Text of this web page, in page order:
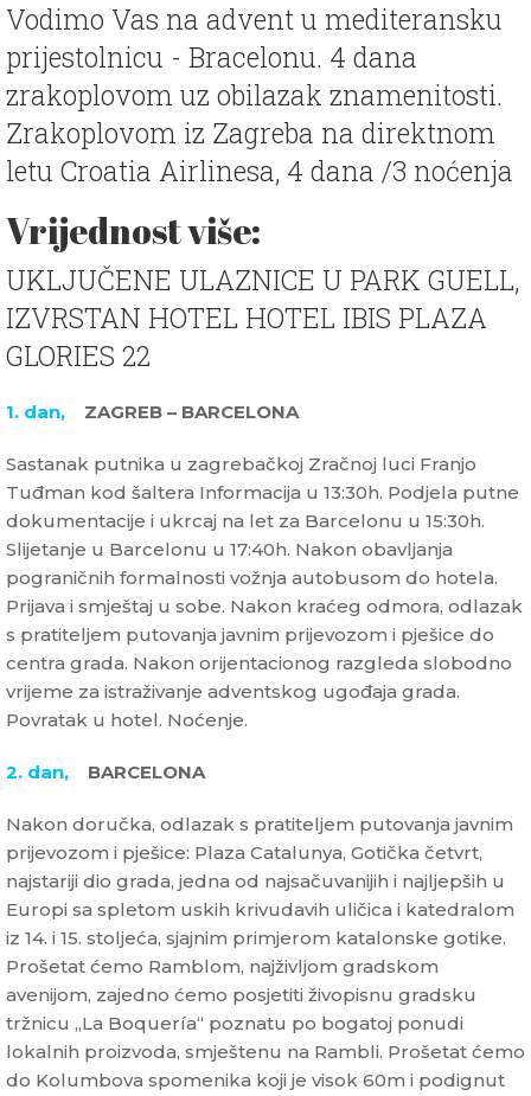
Vodimo Vas na advent u mediteransku
prijestolnicu - Bracelonu. 4 dana
zrakoplovom uz obilazak znamenitosti.
Zrakoplovom iz Zagreba na direktnom
letu Croatia Airlinesa, 4 dana /3 noćenja
Vrijednost više:
UKLJUČENE ULAZNICE U PARK GUELL,
IZVRSTAN HOTEL HOTEL IBIS PLAZA
GLORIES 22
1. dan, ZAGREB – BARCELONA
Sastanak putnika u zagrebačkoj Zračnoj luci Franjo
Tuđman kod šaltera Informacija u 13:30h. Podjela putne
dokumentacije i ukrcaj na let za Barcelonu u 15:30h.
Slijetanje u Barcelonu u 17:40h. Nakon obavljanja
pograničnih formalnosti vožnja autobusom do hotela.
Prijava i smještaj u sobe. Nakon kraćeg odmora, odlazak
s pratiteljem putovanja javnim prijevozom i pješice do
centra grada. Nakon orijentacionog razgleda slobodno
vrijeme za istraživanje adventskog ugođaja grada.
Povratak u hotel. Noćenje.
2. dan, BARCELONA
Nakon doručka, odlazak s pratiteljem putovanja javnim
prijevozom i pješice: Plaza Catalunya, Gotička četvrt,
najstariji dio grada, jedna od najsačuvanijih i najljepših u
Europi sa spletom uskih krivudavih uličica i katedralom
iz 14. i 15. stoljeća, sjajnim primjerom katalonske gotike.
Prošetat ćemo Ramblom, najživljom gradskom
avenijom, zajedno ćemo posjetiti živopisnu gradsku
tržnicu „La Boquería“ poznatu po bogatoj ponudi
lokalnih proizvoda, smještenu na Rambli. Prošetat ćemo
do Kolumbova spomenika koji je visok 60m i podignut